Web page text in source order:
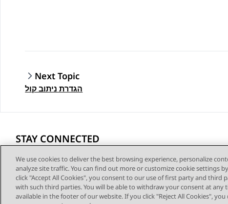
Next Topic
הגדרת ניתוב קול
STAY CONNECTED
נגישות © 2026 Avaya LLC
We use cookies to deliver the best browsing experience, personalize
analyze site traffic. You can find out more or customize cookie settings
click "Accept All Cookies", you consent to our use of first party and third
with such third parties. You will be able to withdraw your consent at any
available in the footer of our website. If you click "Reject All Cookies",